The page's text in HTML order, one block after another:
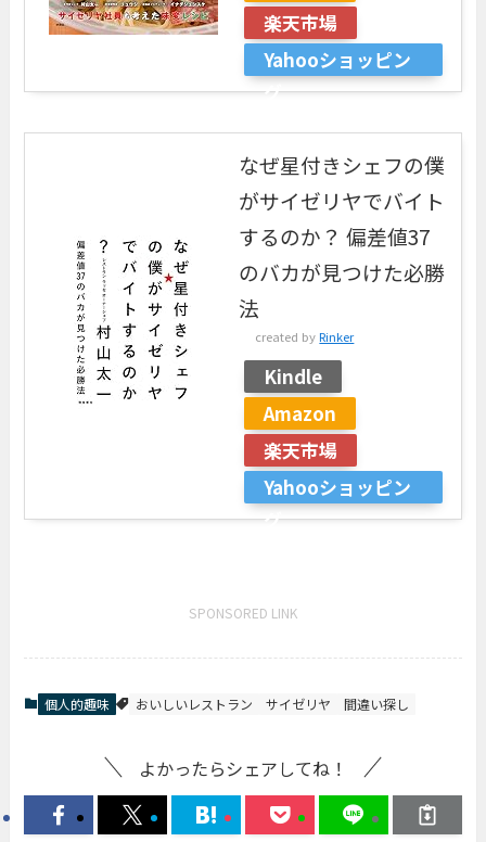
楽天市場
Yahooショッピン
グ
なぜ星付きシェフの僕
がサイゼリヤでバイト
するのか？ 偏差値37
のバカが見つけた必勝
法
created byRinker
Kindle
Amazon
楽天市場
Yahooショッピン
グ
SPONSORED LINK
個人的趣味 おいしいレストラン サイゼリヤ 間違い探し
よかったらシェアしてね！